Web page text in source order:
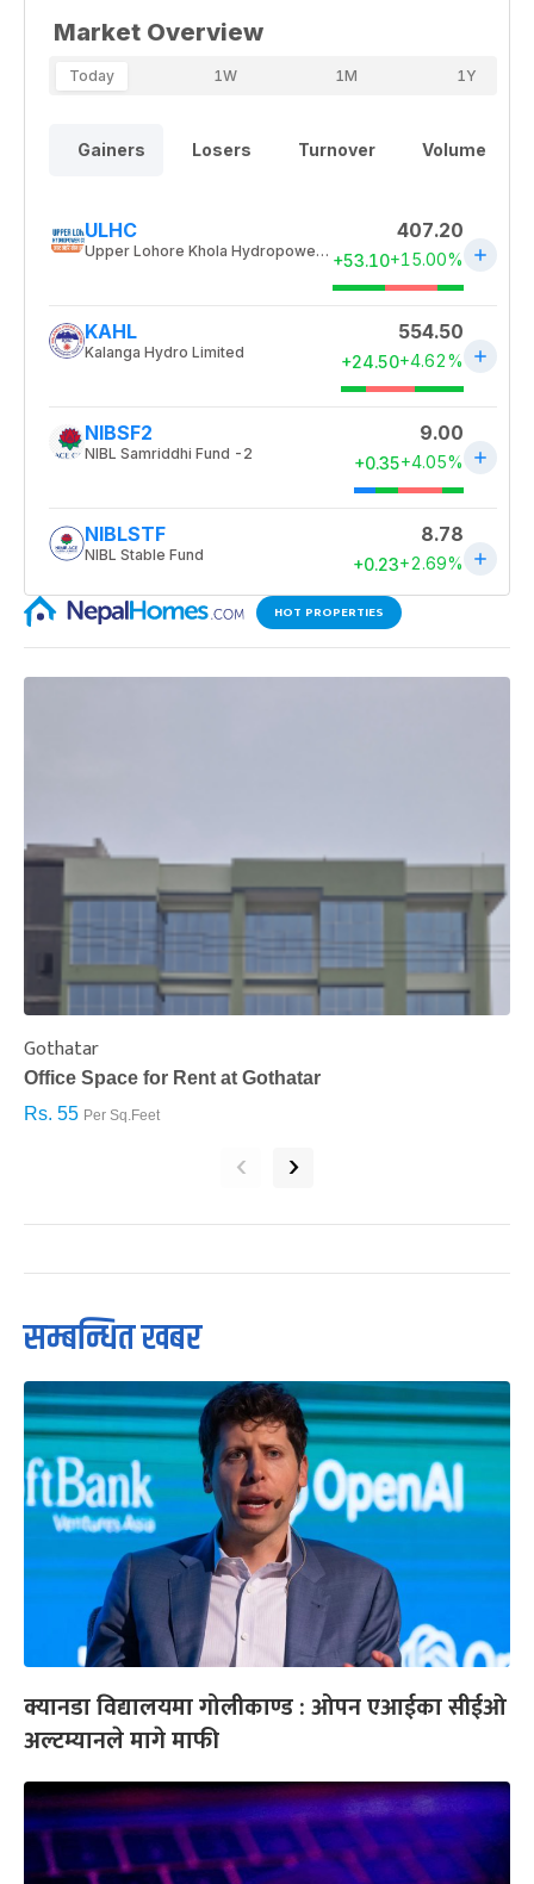
HOT PROPERTIES
Gothatar
Office Space for Rent at Gothatar
Rs. 55 Per Sq.Feet
‹ ›
सम्बन्धित खबर
क्यानडा विद्यालयमा गोलीकाण्ड : ओपन एआईका सीईओ
अल्टम्यानले मागे माफी